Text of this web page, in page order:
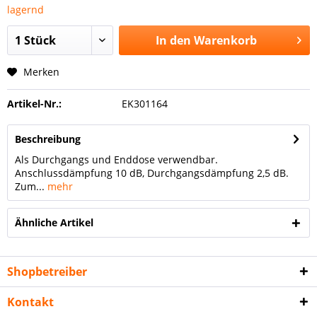
lagernd
In den Warenkorb
Merken
Artikel-Nr.: EK301164
Beschreibung
Als Durchgangs und Enddose verwendbar.
Anschlussdämpfung 10 dB, Durchgangsdämpfung 2,5 dB.
Zum... mehr
Ähnliche Artikel
Shopbetreiber
Kontakt